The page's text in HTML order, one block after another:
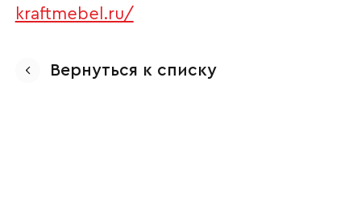
kraftmebel.ru/
Вернуться к списку
Ваше имя